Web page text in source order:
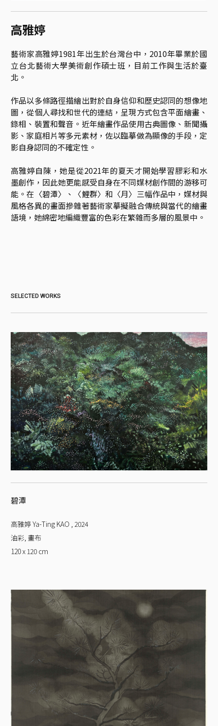
高雅婷
藝術家高雅婷1981年出生於台灣台中，2010年畢業於國
立台北藝術大學美術創作碩士班，目前工作與生活於臺
北。
作品以多條路徑描繪出對於自身信仰和歷史認同的想像地
圖，從個人尋找和世代的連結，呈現方式包含平面繪畫、
錄相、裝置和聲音。近年繪畫作品使用古典圖像、新聞攝
影、家庭相片等多元素材，佐以臨摹做為顯像的手段，定
影自身認同的不確定性。
高雅婷自陳，她是從2021年的夏天才開始學習膠彩和水
墨創作，因此她更能感受自身在不同媒材創作間的游移可
能。在〈碧潭〉、〈鯉群〉和〈月〉三幅作品中，媒材與
風格各異的畫面摻雜著藝術家摹擬融合傳統與當代的繪畫
語境，她綿密地編織豐富的色彩在繁雜而多層的風景中。
SELECTED WORKS
碧潭
高雅婷 Ya-Ting KAO 2024
油彩, 畫布
120 x 120 cm